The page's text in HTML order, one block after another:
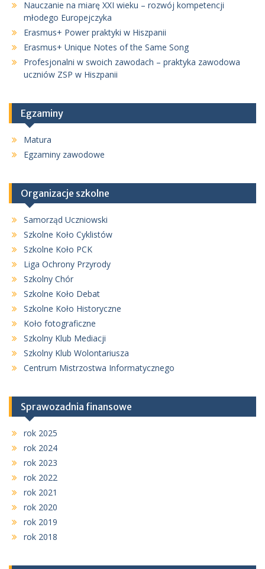
Nauczanie na miarę XXI wieku – rozwój kompetencji
młodego Europejczyka
Erasmus+ Power praktyki w Hiszpanii
Erasmus+ Unique Notes of the Same Song
Profesjonalni w swoich zawodach – praktyka zawodowa
uczniów ZSP w Hiszpanii
Egzaminy
Matura
Egzaminy zawodowe
Organizacje szkolne
Samorząd Uczniowski
Szkolne Koło Cyklistów
Szkolne Koło PCK
Liga Ochrony Przyrody
Szkolny Chór
Szkolne Koło Debat
Szkolne Koło Historyczne
Koło fotograficzne
Szkolny Klub Mediacji
Szkolny Klub Wolontariusza
Centrum Mistrzostwa Informatycznego
Sprawozadnia finansowe
rok 2025
rok 2024
rok 2023
rok 2022
rok 2021
rok 2020
rok 2019
rok 2018